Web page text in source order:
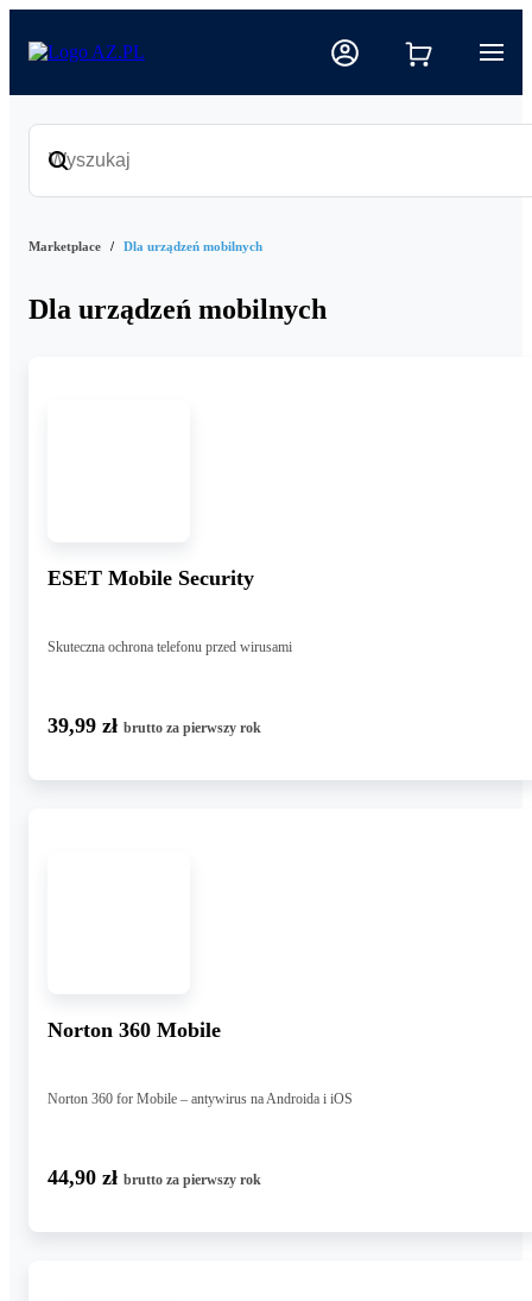
Marketplace Dla urządzeń mobilnych
Dla urządzeń mobilnych
ESET Mobile Security
Skuteczna ochrona telefonu przed wirusami
39,99 zł brutto za pierwszy rok
Norton 360 Mobile
Norton 360 for Mobile – antywirus na Androida i iOS
44,90 zł brutto za pierwszy rok